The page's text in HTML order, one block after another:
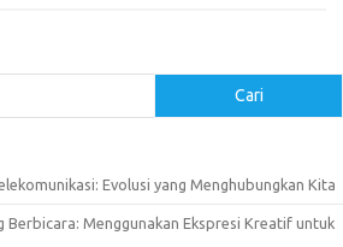
Cari
Evolusi yang Menghubungkan Kita
Berbicara: Menggunakan Ekspresi Kreatif untuk